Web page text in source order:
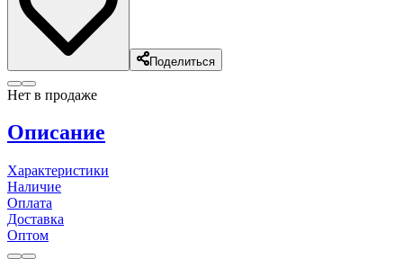
Поделиться
Нет в продаже
Описание
Характеристики
Наличие
Оплата
Доставка
Оптом